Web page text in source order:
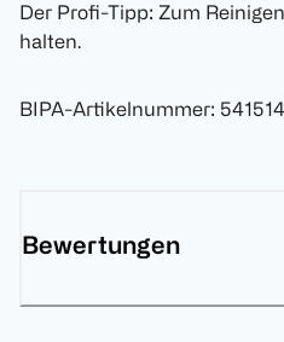
Der Profi-Tipp: Zum
halten.
BIPA-Artikelnummer: 541514
Bewertungen